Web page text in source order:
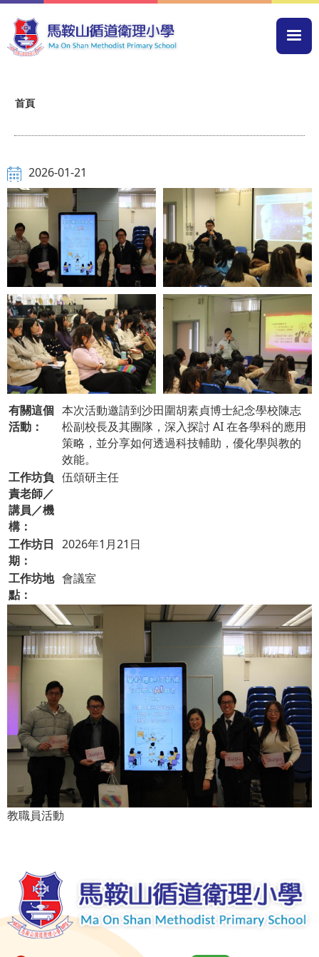
移至主內容
導
連
結
首頁
2026-01-21
有關這個
活動：
本次活動邀請到沙田圍胡素貞博士紀念學校陳志
松副校長及其團隊，深入探討 AI 在各學科的應用
策略，並分享如何透過科技輔助，優化學與教的
效能。
工作坊負
責老師／
講員／機
構：
伍頌研主任
工作坊日
期：
2026年1月21日
工作坊地
點：
會議室
教職員活動